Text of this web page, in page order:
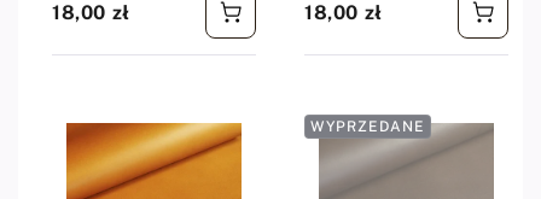
Cena regularna
18,00 zł Cena regularna
18,00 zł
WYPRZEDANE